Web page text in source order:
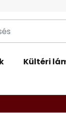
Kültéri